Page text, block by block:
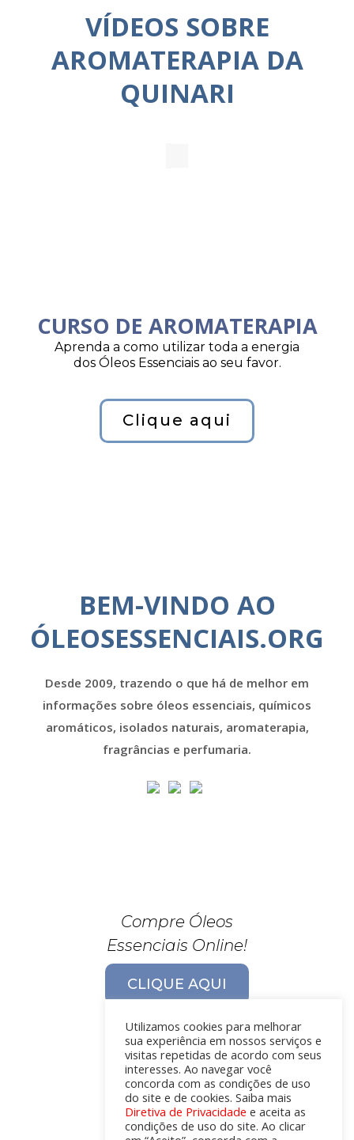
VÍDEOS SOBRE
AROMATERAPIA DA
QUINARI
CURSO DE AROMATERAPIA
Aprenda a como utilizar toda a energia
dos Óleos Essenciais ao seu favor.
Clique aqui
BEM-VINDO AO
ÓLEOSESSENCIAIS.ORG
Desde 2009, trazendo o que há de melhor em
informações sobre óleos essenciais, químicos
aromáticos, isolados naturais, aromaterapia,
fragrâncias e perfumaria.
Compre Óleos
Essenciais Online!
CLIQUE AQUI
Utilizamos cookies para melhorar
sua experiência em nossos serviços e
visitas repetidas de acordo com seus
interesses. Ao navegar você
concorda com as condições de uso
do site e de cookies. Saiba mais
Diretiva de Privacidade e aceita as
condições de uso do site. Ao clicar